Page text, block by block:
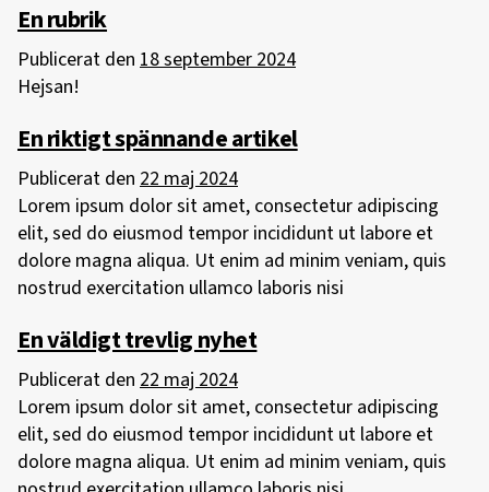
En rubrik
Publicerat den 18 september 2024
Hejsan!
En riktigt spännande artikel
Publicerat den 22 maj 2024
Lorem ipsum dolor sit amet, consectetur adipiscing
elit, sed do eiusmod tempor incididunt ut labore et
dolore magna aliqua. Ut enim ad minim veniam, quis
nostrud exercitation ullamco laboris nisi
En väldigt trevlig nyhet
Publicerat den 22 maj 2024
Lorem ipsum dolor sit amet, consectetur adipiscing
elit, sed do eiusmod tempor incididunt ut labore et
dolore magna aliqua. Ut enim ad minim veniam, quis